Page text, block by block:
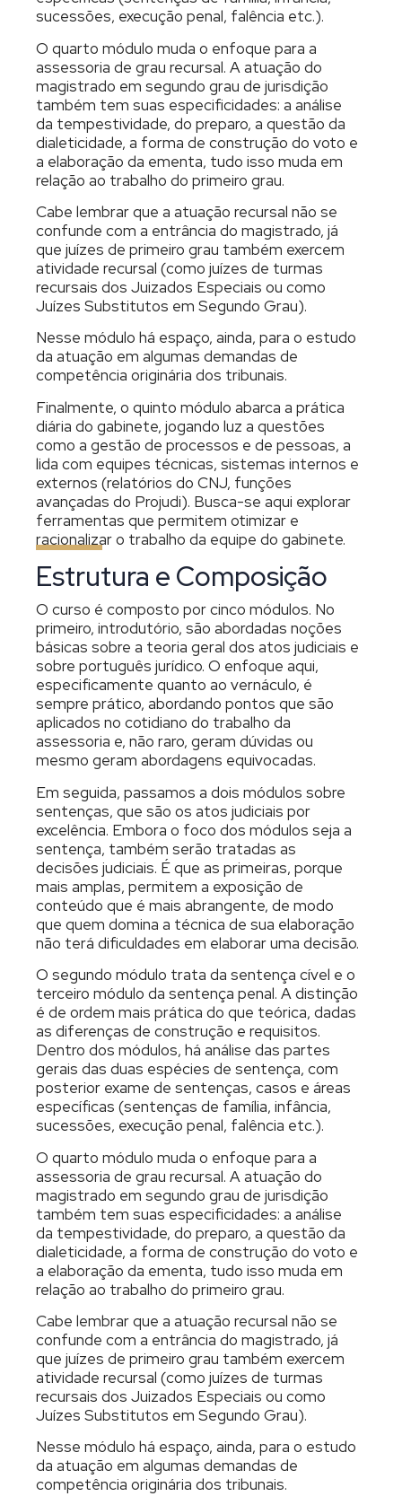
sucessões, execução penal, falência etc.).
O quarto módulo muda o enfoque para a
assessoria de grau recursal. A atuação do
magistrado em segundo grau de jurisdição
também tem suas especificidades: a análise
da tempestividade, do preparo, a questão da
dialeticidade, a forma de construção do voto e
a elaboração da ementa, tudo isso muda em
relação ao trabalho do primeiro grau.
Cabe lembrar que a atuação recursal não se
confunde com a entrância do magistrado, já
que juízes de primeiro grau também exercem
atividade recursal (como juízes de turmas
recursais dos Juizados Especiais ou como
Juízes Substitutos em Segundo Grau).
Nesse módulo há espaço, ainda, para o estudo
da atuação em algumas demandas de
competência originária dos tribunais.
Finalmente, o quinto módulo abarca a prática
diária do gabinete, jogando luz a questões
como a gestão de processos e de pessoas, a
lida com equipes técnicas, sistemas internos e
externos (relatórios do CNJ, funções
avançadas do Projudi). Busca-se aqui explorar
ferramentas que permitem otimizar e
racionalizar o trabalho da equipe do gabinete.
Estrutura e Composição
O curso é composto por cinco módulos. No
primeiro, introdutório, são abordadas noções
básicas sobre a teoria geral dos atos judiciais e
sobre português jurídico. O enfoque aqui,
especificamente quanto ao vernáculo, é
sempre prático, abordando pontos que são
aplicados no cotidiano do trabalho da
assessoria e, não raro, geram dúvidas ou
mesmo geram abordagens equivocadas.
Em seguida, passamos a dois módulos sobre
sentenças, que são os atos judiciais por
excelência. Embora o foco dos módulos seja a
sentença, também serão tratadas as
decisões judiciais. É que as primeiras, porque
mais amplas, permitem a exposição de
conteúdo que é mais abrangente, de modo
que quem domina a técnica de sua elaboração
não terá dificuldades em elaborar uma decisão.
O segundo módulo trata da sentença cível e o
terceiro módulo da sentença penal. A distinção
é de ordem mais prática do que teórica, dadas
as diferenças de construção e requisitos.
Dentro dos módulos, há análise das partes
gerais das duas espécies de sentença, com
posterior exame de sentenças, casos e áreas
específicas (sentenças de família, infância,
sucessões, execução penal, falência etc.).
O quarto módulo muda o enfoque para a
assessoria de grau recursal. A atuação do
magistrado em segundo grau de jurisdição
também tem suas especificidades: a análise
da tempestividade, do preparo, a questão da
dialeticidade, a forma de construção do voto e
a elaboração da ementa, tudo isso muda em
relação ao trabalho do primeiro grau.
Cabe lembrar que a atuação recursal não se
confunde com a entrância do magistrado, já
que juízes de primeiro grau também exercem
atividade recursal (como juízes de turmas
recursais dos Juizados Especiais ou como
Juízes Substitutos em Segundo Grau).
Nesse módulo há espaço, ainda, para o estudo
da atuação em algumas demandas de
competência originária dos tribunais.